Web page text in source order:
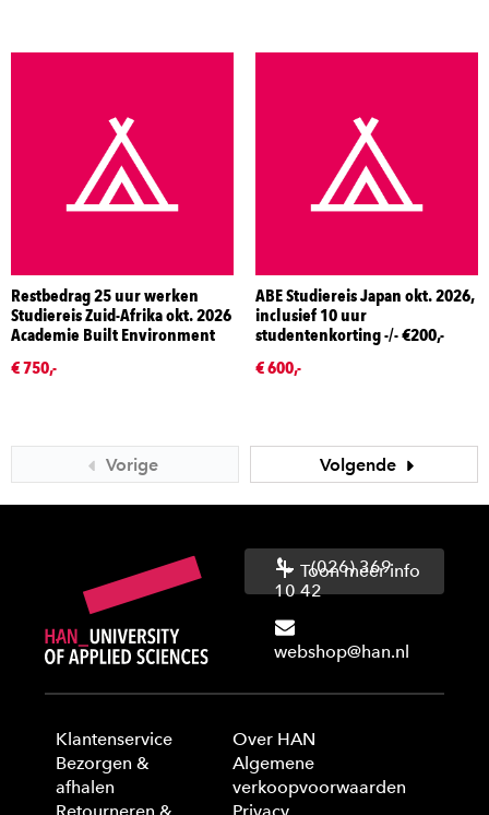
Restbedrag 25 uur werken
Studiereis Zuid-Afrika okt. 2026
Academie Built Environment
€ 750,-
ABE Studiereis Japan okt. 2026,
inclusief 10 uur
studentenkorting -/- €200,-
€ 600,-
Vorige Volgende
(026) 369
10 42
webshop@han.nl
Toon meer info
Klantenservice
Bezorgen &
afhalen
Over HAN
Algemene
verkoopvoorwaarden